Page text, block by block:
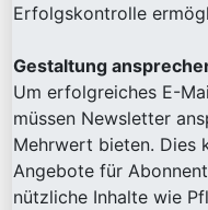
Erfolgskontrolle
Gestaltung
Um erfolgreiches E-
müssen Newsletter
Mehrwert bieten. Dies
Angebote für
nützliche Inhalte wie